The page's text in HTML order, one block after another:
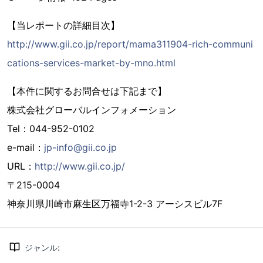
【当レポートの詳細目次】
http://www.gii.co.jp/report/mama311904-rich-communi
cations-services-market-by-mno.html
【本件に関するお問合せは下記まで】
株式会社グローバルインフォメーション
Tel：044-952-0102
e-mail： jp-info@gii.co.jp
URL： http://www.gii.co.jp/
〒215-0004
神奈川県川崎市麻生区万福寺1-2-3 アーシスビル7F
ジャンル: